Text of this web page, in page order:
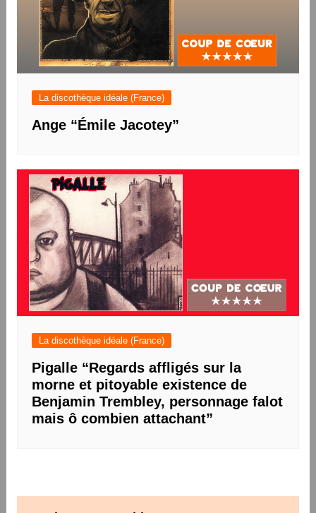
La discothèque idéale (France)
Ange “Émile Jacotey”
La discothèque idéale (France)
Pigalle “Regards affligés sur la
morne et pitoyable existence de
Benjamin Trembley, personnage falot
mais ô combien attachant”